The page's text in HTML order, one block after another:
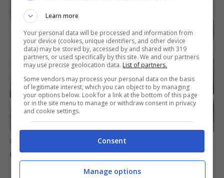
I disabili possono accedere ai concorsi in Comune
(informazioneoggi.it)
Learn more
Your personal data will be processed and information from
your device (cookies, unique identifiers, and other device
data) may be stored by, accessed by and shared with 319
partners, or used specifically by this site. We and our partners
may use precise geolocation data. List of partners.
Some vendors may process your personal data on the basis
of legitimate interest, which you can object to by managing
your options below. Look for a link at the bottom of this page
or in the site menu to manage or withdraw consent in privacy
and cookie settings.
Consent
Manage options